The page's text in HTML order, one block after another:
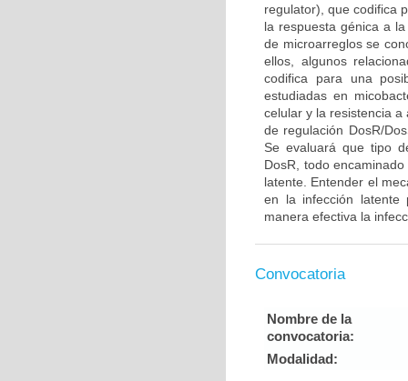
regulator), que codifica
la respuesta génica a
de microarreglos se
ellos, algunos
codifica para una
estudiadas en
celular y la resistencia
de regulación DosR/
Se evaluará que tipo
DosR, todo
latente. Entender el
en la infección latente
manera efectiva la
Convocatoria
Nombre de la
convocatoria:
Modalidad: